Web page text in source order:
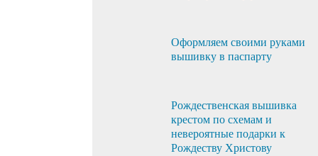
Оформляем своими руками
вышивку в паспарту
Рождественская вышивка
крестом по схемам и
невероятные подарки к
Рождеству Христову